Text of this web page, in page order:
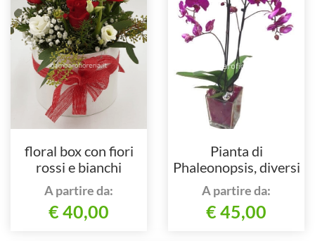
floral box con fiori
rossi e bianchi
A partire da:
€ 40,00
Pianta di
Phaleonopsis, diversi
colori
A partire da:
€ 45,00